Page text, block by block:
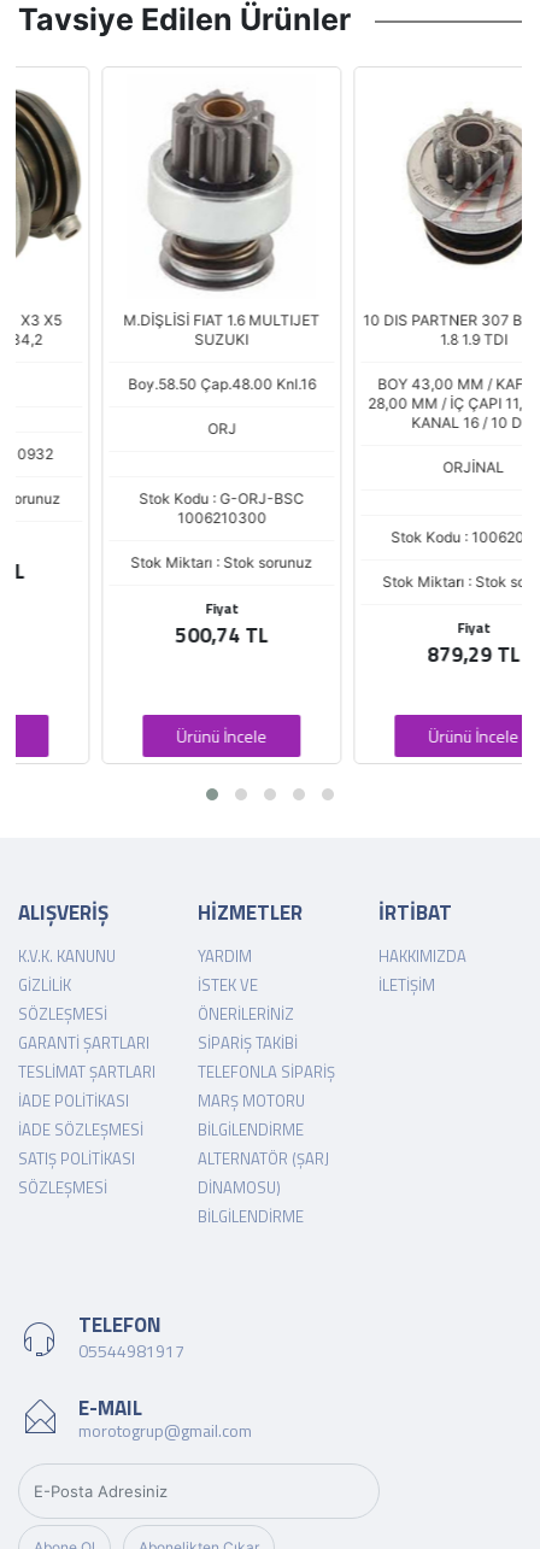
Tavsiye Edilen Ürünler
M.DİŞLİSİ FIAT 1.6 MULTIJET
Boy.58.50 Çap.48.00 Knl.16
Stok Kodu : G-ORJ-BSC
1006210300
Stok Miktarı : Stok sorunuz
500,74 TL
Ürünü İncele
10 DIS PARTNER 307 BERLINGO
BOY 43,00 MM / KAFA ÇAPI
28,00 MM / İÇ ÇAPI 11,00 MM /
KANAL 16 / 10 DİŞ
Stok Kodu : 1006209812
Stok Miktarı : Stok sorunuz
879,29 TL
Ürünü İncele
ALIŞVERİŞ
K.V.K. KANUNU
GIZLILIK
SÖZLEŞMESI
GARANTI ŞARTLARI
TESLIMAT ŞARTLARI
İADE POLITIKASI
İADE SÖZLEŞMESI
SATIŞ POLITIKASI
SÖZLEŞMESI
HİZMETLER
YARDIM
İSTEK VE
ÖNERILERINIZ
SIPARIŞ TAKIBI
TELEFONLA SIPARIŞ
MARŞ MOTORU
BILGILENDIRME
ALTERNATÖR (ŞARJ
DINAMOSU)
BILGILENDIRME
İRTİBAT
HAKKIMIZDA
İLETIŞIM
TELEFON
05544981917
E-MAIL
morotogrup@gmail.com